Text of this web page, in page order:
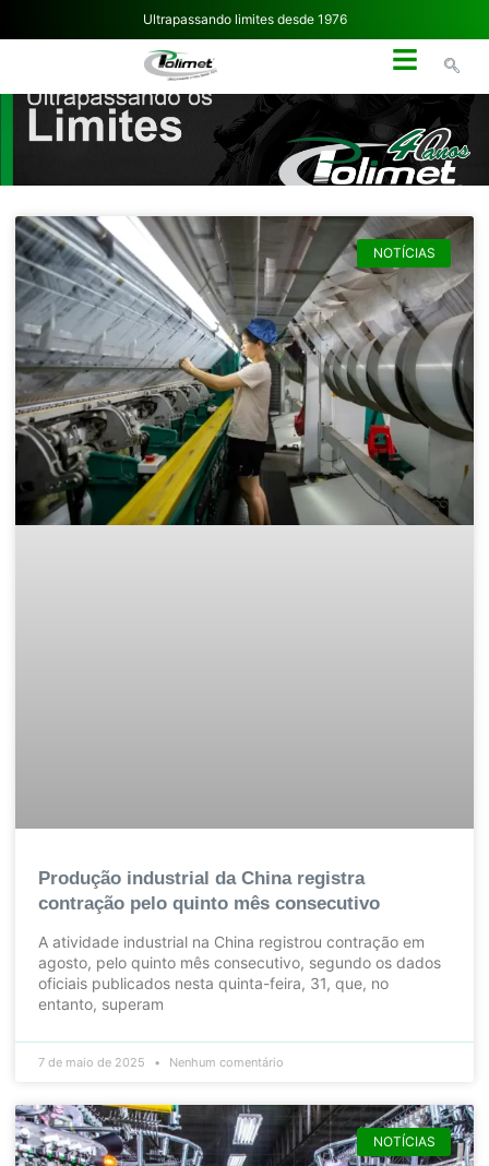
Ultrapassando limites desde 1976
NOTÍCIAS
Produção industrial da China registra
contração pelo quinto mês consecutivo
A atividade industrial na China registrou contração em
agosto, pelo quinto mês consecutivo, segundo os dados
oficiais publicados nesta quinta-feira, 31, que, no
entanto, superam
7 de maio de 2025 Nenhum comentário
NOTÍCIAS